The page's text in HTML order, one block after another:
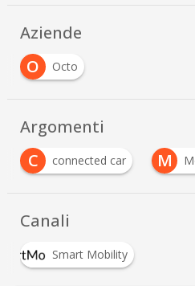
Aziende
O
Octo
Argomenti
C
connected car M
Canali
Smart Mobility